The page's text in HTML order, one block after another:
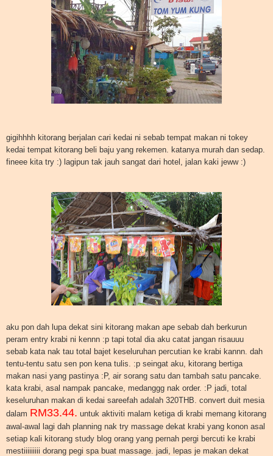
gigihhhh kitorang berjalan cari kedai ni sebab tempat makan ni tokey
kedai tempat kitorang beli baju yang rekemen. katanya murah dan sedap.
fineee kita try :) lagipun tak jauh sangat dari hotel, jalan kaki jeww :)
aku pon dah lupa dekat sini kitorang makan ape sebab dah berkurun
peram entry krabi ni kennn :p tapi total dia aku catat jangan risauuu
sebab kata nak tau total bajet keseluruhan percutian ke krabi kannn. dah
tentu-tentu satu sen pon kena tulis. :p seingat aku, kitorang bertiga
makan nasi yang pastinya :P, air sorang satu dan tambah satu pancake.
kata krabi, asal nampak pancake, medanggg nak order. :P jadi, total
keseluruhan makan di kedai sareefah adalah 320THB. convert duit mesia
dalam RM33.44. untuk aktiviti malam ketiga di krabi memang kitorang
awal-awal lagi dah planning nak try massage dekat krabi yang konon asal
setiap kali kitorang study blog orang yang pernah pergi bercuti ke krabi
mestiiiiiiiii dorang pegi spa buat massage. jadi, lepas je makan dekat